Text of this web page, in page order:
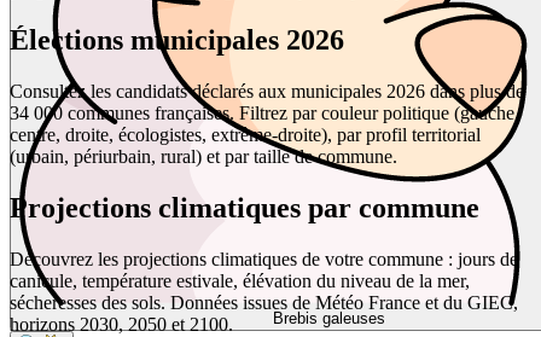
Brebis galeuses
Élections municipales 2026
Consultez les candidats déclarés aux municipales 2026 dans plus de
34 000 communes françaises. Filtrez par couleur politique (gauche,
centre, droite, écologistes, extrême-droite), par profil territorial
(urbain, périurbain, rural) et par taille de commune.
Projections climatiques par commune
Découvrez les projections climatiques de votre commune : jours de
canicule, température estivale, élévation du niveau de la mer,
sécheresses des sols. Données issues de Météo France et du GIEC,
horizons 2030, 2050 et 2100.